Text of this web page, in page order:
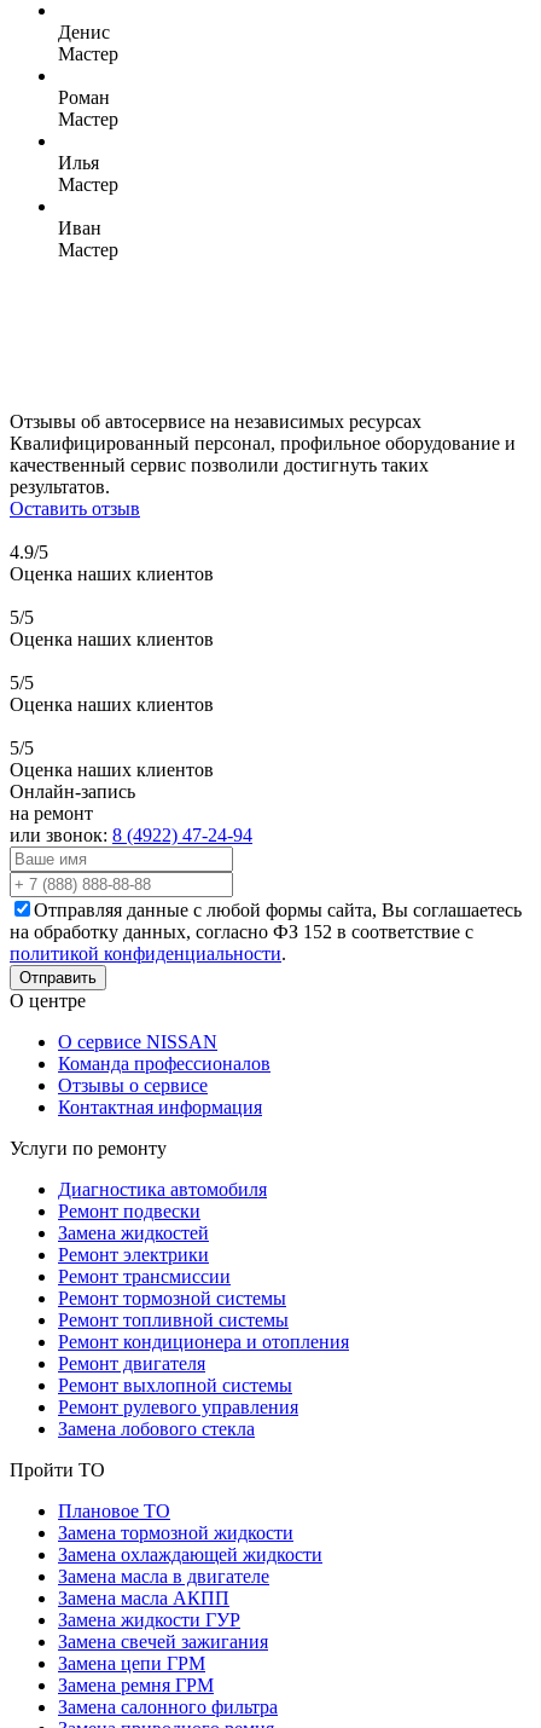
Денис
Мастер
Роман
Мастер
Илья
Мастер
Иван
Мастер
Отзывы об автосервисе на независимых ресурсах
Квалифицированный персонал, профильное оборудование и
качественный сервис позволили достигнуть таких
результатов.
Оставить отзыв
4.9/5
Оценка наших клиентов
5/5
Оценка наших клиентов
5/5
Оценка наших клиентов
5/5
Оценка наших клиентов
Онлайн-запись
на ремонт
или звонок: 8 (4922) 47-24-94
Отправляя данные с любой формы сайта, Вы соглашаетесь
на обработку данных, согласно ФЗ 152 в соответствие с
политикой конфиденциальности.
О центре
О сервисе NISSAN
Команда профессионалов
Отзывы о сервисе
Контактная информация
Услуги по ремонту
Диагностика автомобиля
Ремонт подвески
Замена жидкостей
Ремонт электрики
Ремонт трансмиссии
Ремонт тормозной системы
Ремонт топливной системы
Ремонт кондиционера и отопления
Ремонт двигателя
Ремонт выхлопной системы
Ремонт рулевого управления
Замена лобового стекла
Пройти ТО
Плановое ТО
Замена тормозной жидкости
Замена охлаждающей жидкости
Замена масла в двигателе
Замена масла АКПП
Замена жидкости ГУР
Замена свечей зажигания
Замена цепи ГРМ
Замена ремня ГРМ
Замена салонного фильтра